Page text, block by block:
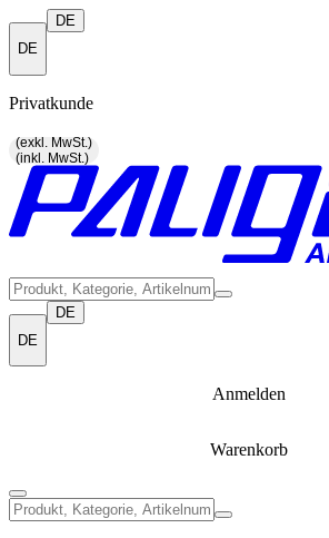
DE
DE
Privatkunde
(exkl. MwSt.)
(inkl. MwSt.)
DE
DE
Anmelden
Warenkorb